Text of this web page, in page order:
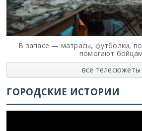
В запасе — матрасы, футболки,
помогают бойцам
все телесюжеты
ГОРОДСКИЕ ИСТОРИИ